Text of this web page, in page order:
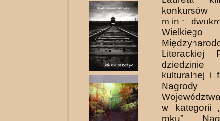
konkursów
m.in.:
Literackiej
dziedzinie
kulturalnej i
Nagrody
w kategorii
roku”,